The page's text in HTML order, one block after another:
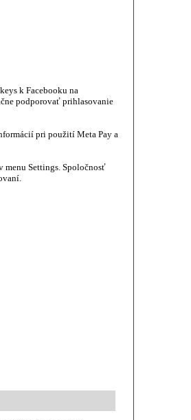
k Facebooku na
podporovať prihlasovanie
pri použití Meta Pay a
menu Settings. Spoločnosť